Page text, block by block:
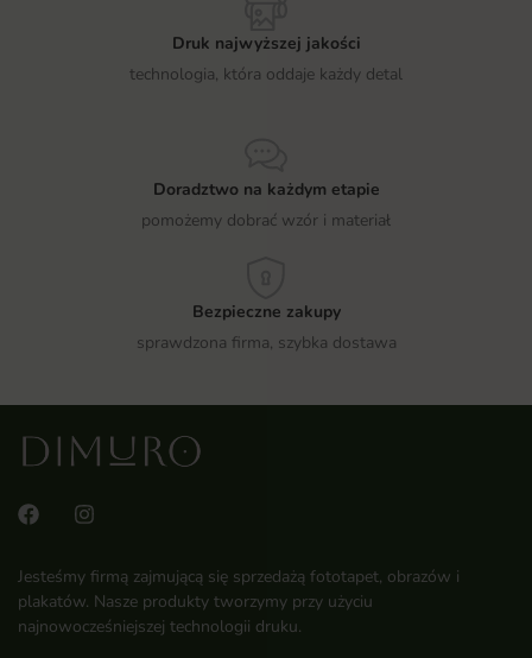
Druk najwyższej jakości
technologia, która oddaje każdy detal
Doradztwo na każdym etapie
pomożemy dobrać wzór i materiał
Bezpieczne zakupy
sprawdzona firma, szybka dostawa
Jesteśmy firmą zajmującą się sprzedażą fototapet, obrazów i
plakatów. Nasze produkty tworzymy przy użyciu
najnowocześniejszej technologii druku.